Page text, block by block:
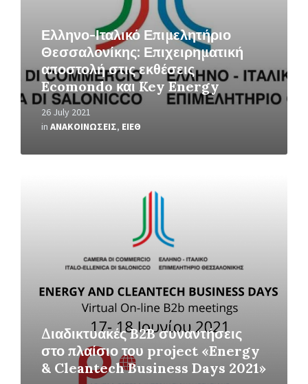
Ελληνο-Ιταλικό Επιμελητήριο
Θεσσαλονίκης: Επιχειρηματική
αποστολή στις εκθέσεις
Ecomondo και Key Energy
26 July 2021
in ΑΝΑΚΟΙΝΩΣΕΙΣ, ΕΙΕΘ
Διαδικτυακές B2B συναντήσεις
στο πλαίσιο του project «Energy
& Cleantech Business Days 2021»